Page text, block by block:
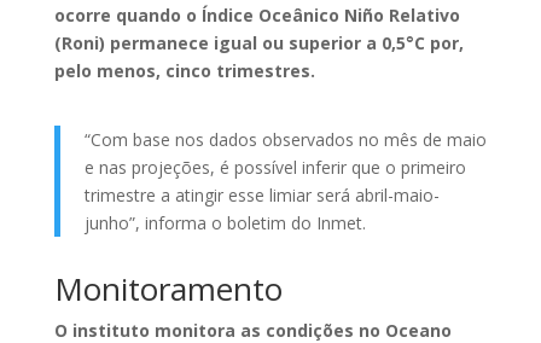
ocorre quando o Índice Oceânico Niño Relativo
(Roni) permanece igual ou superior a 0,5°C por,
pelo menos, cinco trimestres.
“Com base nos dados observados no mês de maio
e nas projeções, é possível inferir que o primeiro
trimestre a atingir esse limiar será abril-maio-
junho”, informa o boletim do Inmet.
Monitoramento
O instituto monitora as condições no Oceano